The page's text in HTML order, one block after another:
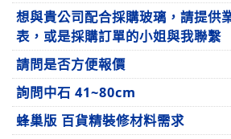
想與貴公司配合採購玻璃，請提供
表，或是採購訂單的小姐與我聯繫
請問是否方便報價
詢問中石 41~80cm
蜂巢版 百貨精裝修材料需求